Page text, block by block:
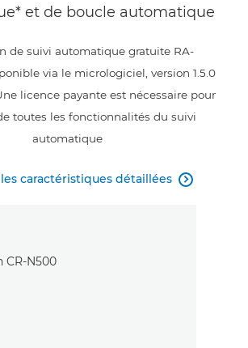
et de boucle automatique
de suivi automatique gratuite RA-
via le micrologiciel, version 1.5.0
licence payante est nécessaire pour
toutes les fonctionnalités du suivi
automatique
caractéristiques détaillées 